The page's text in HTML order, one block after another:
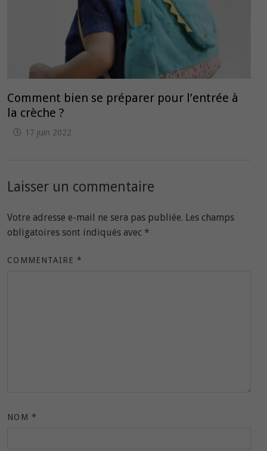
Comment bien se préparer pour l’entrée à
la crèche ?
17 juin 2022
Laisser un commentaire
Votre adresse e-mail ne sera pas publiée. Les champs
obligatoires sont indiqués avec *
COMMENTAIRE*
NOM *